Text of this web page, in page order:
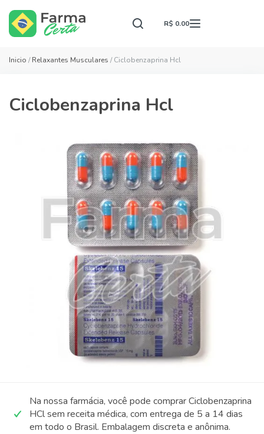
R$ 0.00
Inicio /Relaxantes Musculares / Ciclobenzaprina Hcl
Ciclobenzaprina Hcl
Na nossa farmácia, você pode comprar Ciclobenzaprina
HCl sem receita médica, com entrega de 5 a 14 dias
em todo o Brasil. Embalagem discreta e anônima.